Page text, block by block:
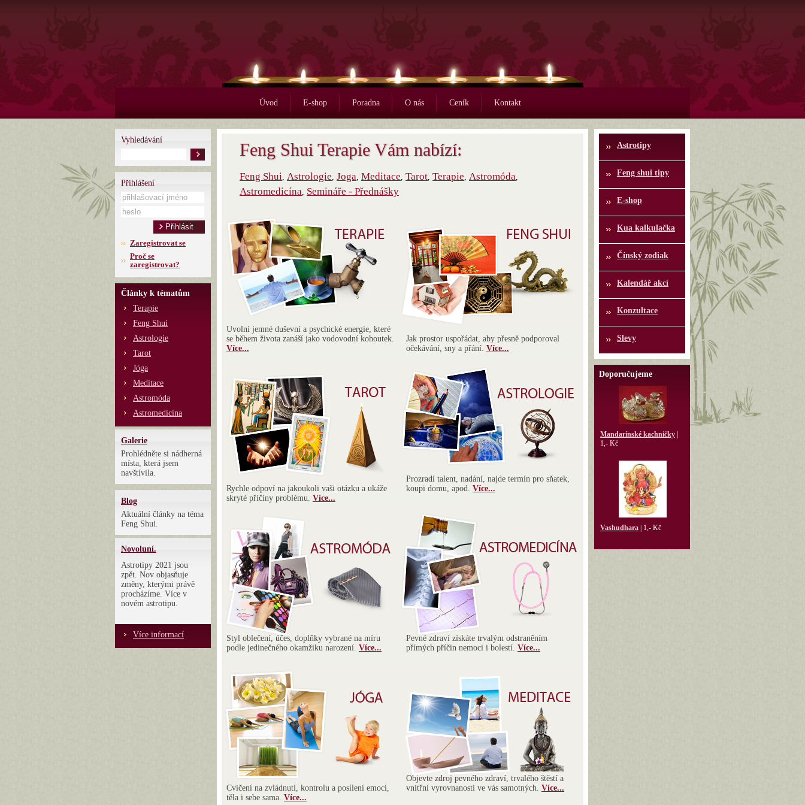
Úvod E-shop Poradna O nás Ceník Kontakt
Vyhledávání
Přihlášení
Zaregistrovat se
Proč se
zaregistrovat?
Články k tématům
Terapie
Feng Shui
Astrologie
Tarot
Jóga
Meditace
Astromóda
Astromedicína
Galerie
Prohlédněte si nádherná
místa, která jsem
navštívila.
Blog
Aktuální články na téma
Feng Shui.
Novoluní.
Astrotipy 2021 jsou
zpět. Nov objasňuje
změny, kterými právě
procházíme. Více v
novém astrotipu.
Více informací
Feng Shui Terapie Vám nabízí:
Feng Shui, Astrologie, Joga, Meditace, Tarot, Terapie, Astromóda,
Astromedicína, Semináře - Přednášky
Uvolní jemné duševní a psychické energie, které
se během života zanáší jako vodovodní kohoutek.
Více...
Jak prostor uspořádat, aby přesně podporoval
očekávání, sny a přání. Více...
Rychle odpoví na jakoukoli vaši otázku a ukáže
skryté příčiny problému. Více...
Prozradí talent, nadání, najde termín pro sňatek,
koupi domu, apod. Více...
Styl oblečení, účes, doplňky vybrané na míru
podle jedinečného okamžiku narození. Více...
Pevné zdraví získáte trvalým odstraněním
přímých příčin nemoci i bolestí. Více...
Cvičení na zvládnutí, kontrolu a posílení emocí,
těla i sebe sama. Více...
Objevte zdroj pevného zdraví, trvalého štěstí a
vnitřní vyrovnanosti ve vás samotných. Více...
Astrotipy
Feng shui tipy
E-shop
Kua kalkulačka
Čínský zodiak
Kalendář akcí
Konzultace
Slevy
Doporučujeme
Mandarínské kachničky
1,- Kč
Vashudhara 1,- Kč